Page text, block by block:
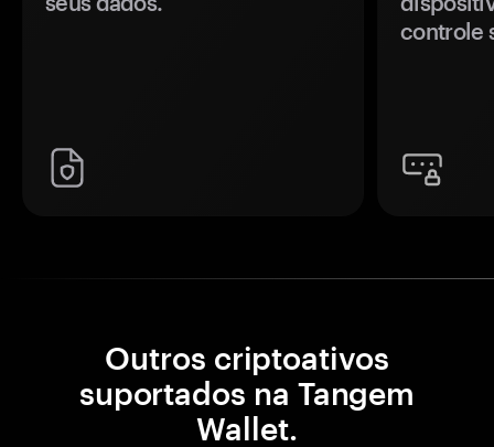
controle
Outros criptoativos
suportados na Tangem
Wallet.